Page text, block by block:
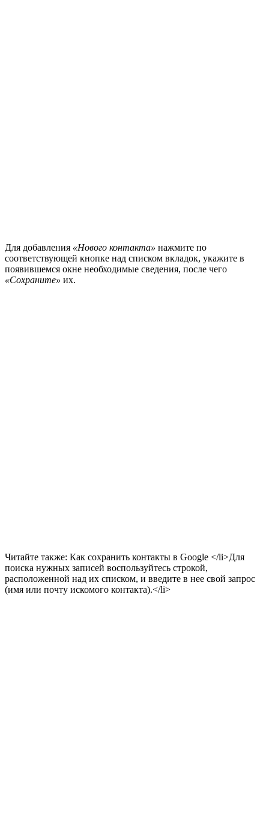
Для добавления «Нового контакта» нажмите по
соответствующей кнопке над списком вкладок, укажите в
появившемся окне необходимые сведения, после чего
«Сохраните» их.
Читайте также: Как сохранить контакты в Google </li>Для
поиска нужных записей воспользуйтесь строкой,
расположенной над их списком, и введите в нее свой запрос
(имя или почту искомого контакта).</li>